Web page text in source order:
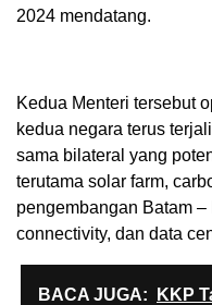
2024 mendatang.
Kedua Menteri tersebut
kedua negara terus
sama bilateral yang
terutama solar farm,
pengembangan Batam –
connectivity, dan data
BACA JUGA:
KKP